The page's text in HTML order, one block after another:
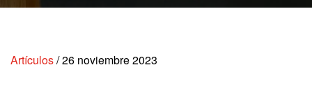
Artículos/26 noviembre 2023